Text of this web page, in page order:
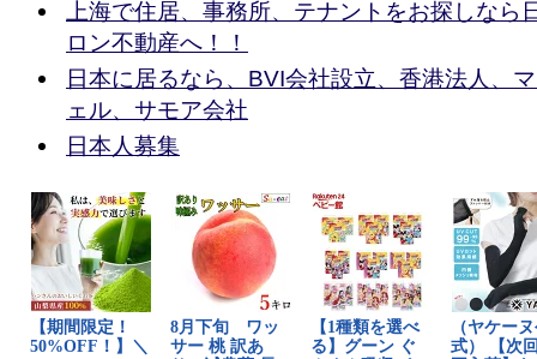
上海で住居、事務所、テナントをお探しなら
ロン不動産へ！！
日本に居るなら、BVI会社設立、香港法人、
ェル、サモア会社
日本人募集